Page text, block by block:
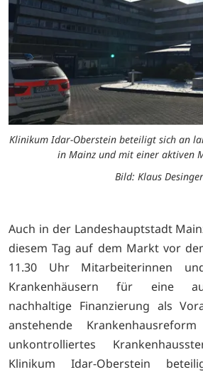
Klinikum Idar-Oberstein beteiligt sich an
in Mainz und mit einer aktiven
Bild: Klaus Desinger
Auch in der Landeshauptstadt
diesem Tag auf dem Markt vor
11.30 Uhr Mitarbeiterinnen
Krankenhäusern für eine
nachhaltige Finanzierung als
anstehende
unkontrolliertes
Klinikum Idar-Oberstein